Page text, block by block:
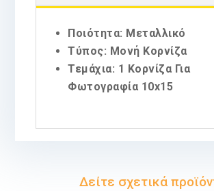
Ποιότητα: Μεταλλικό
Τύπος: Μονή Κορνίζα
Τεμάχια: 1 Κορνίζα Για
Φωτογραφία 10x15
Δείτε σχετικά